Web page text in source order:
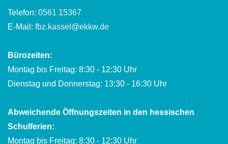
Telefon: 0561 15367
E-Mail: fbz.kassel@ekkw.de
Bürozeiten:
Montag bis Freitag: 8:30 - 12:30 Uhr
Dienstag und Donnerstag: 13:30 - 16:30 Uhr
Abweichende Öffnungszeiten in den hessischen
Schulferien:
Montag bis Freitag: 8:30 - 12:30 Uhr